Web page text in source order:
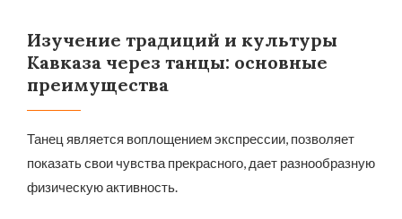
Изучение традиций и культуры
Кавказа через танцы: основные
преимущества
Танец является воплощением экспрессии, позволяет
показать свои чувства прекрасного, дает разнообразную
физическую активность.